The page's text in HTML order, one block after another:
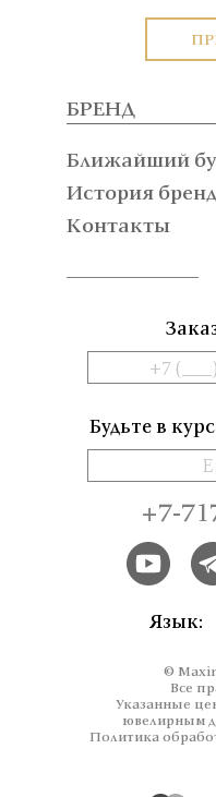
БРЕНД
Ближайший
История
Контакты
Будьте в
+7-
Язык:
©
Все
Указанные
ювелирным
Политика